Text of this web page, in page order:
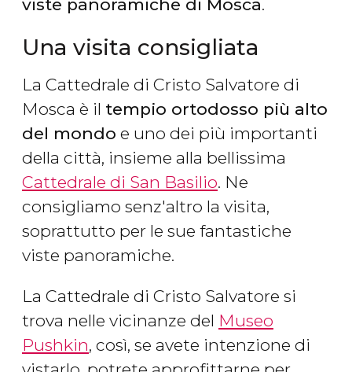
viste panoramiche di Mosca.
Una visita consigliata
La Cattedrale di Cristo Salvatore di
Mosca è il tempio ortodosso più alto
del mondo e uno dei più importanti
della città, insieme alla bellissima
Cattedrale di San Basilio. Ne
consigliamo senz'altro la visita,
soprattutto per le sue fantastiche
viste panoramiche.
La Cattedrale di Cristo Salvatore si
trova nelle vicinanze del Museo
Pushkin, così, se avete intenzione di